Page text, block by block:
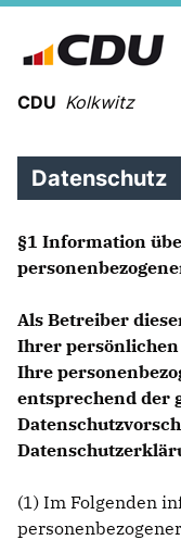
CDU Kolkwitz
Datenschutz
§1 Information
Als Betreiber
Ihrer
Ihre
entsprechend der
(1) Im Folgenden